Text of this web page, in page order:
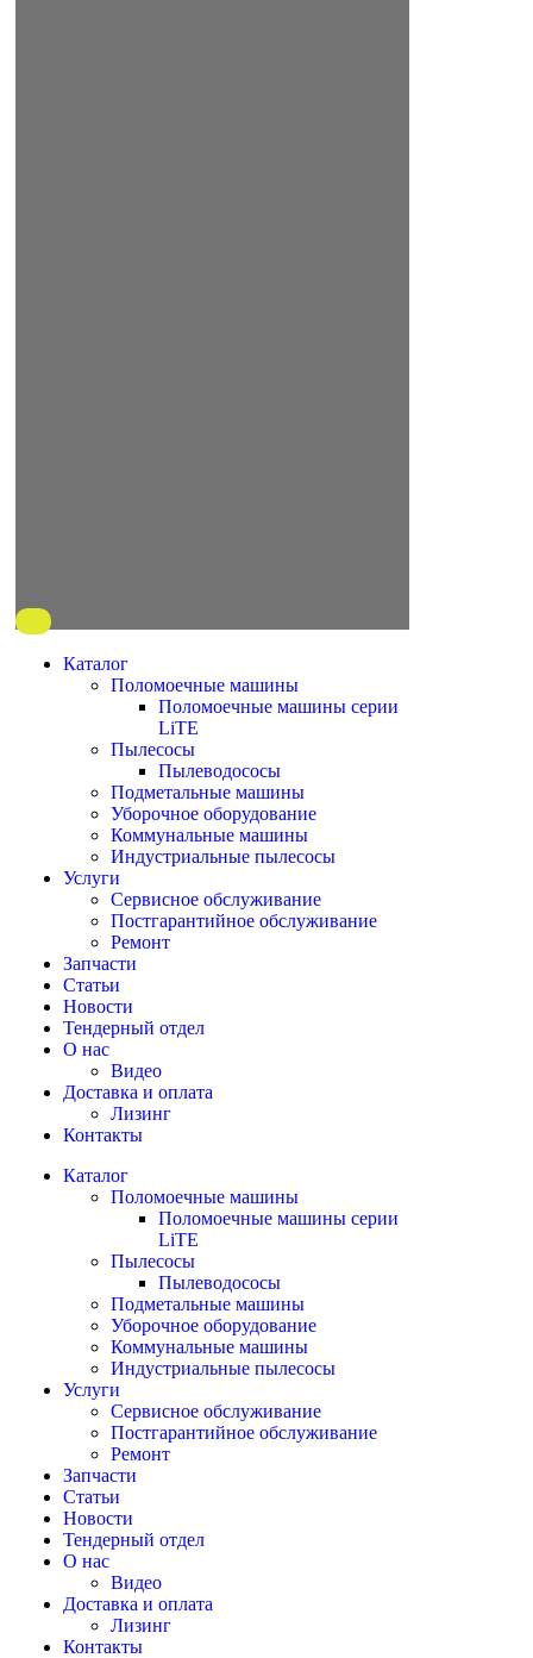
Каталог
Поломоечные машины
Поломоечные машины серии
LiTE
Пылесосы
Пылеводососы
Подметальные машины
Уборочное оборудование
Коммунальные машины
Индустриальные пылесосы
Услуги
Сервисное обслуживание
Постгарантийное обслуживание
Ремонт
Запчасти
Статьи
Новости
Тендерный отдел
О нас
Видео
Доставка и оплата
Лизинг
Контакты
Каталог
Поломоечные машины
Поломоечные машины серии
LiTE
Пылесосы
Пылеводососы
Подметальные машины
Уборочное оборудование
Коммунальные машины
Индустриальные пылесосы
Услуги
Сервисное обслуживание
Постгарантийное обслуживание
Ремонт
Запчасти
Статьи
Новости
Тендерный отдел
О нас
Видео
Доставка и оплата
Лизинг
Контакты